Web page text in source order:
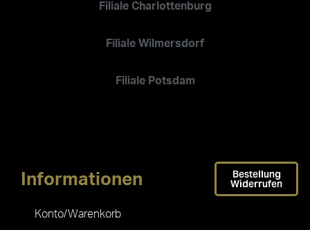
Filiale Charlottenburg
Filiale Wilmersdorf
Filiale Potsdam
Informationen
Konto/Warenkorb
Bestellung
Widerrufen